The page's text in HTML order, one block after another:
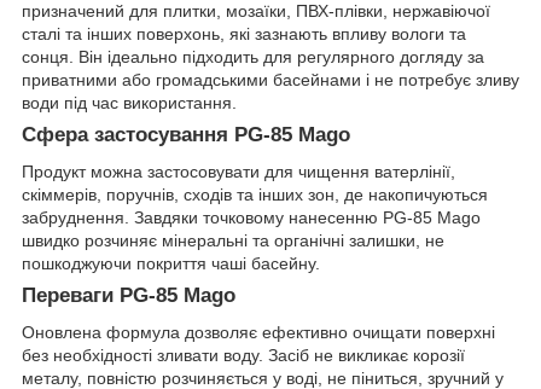
призначений для плитки, мозаїки, ПВХ-плівки, нержавіючої
сталі та інших поверхонь, які зазнають впливу вологи та
сонця. Він ідеально підходить для регулярного догляду за
приватними або громадськими басейнами і не потребує зливу
води під час використання.
Сфера застосування PG-85 Mago
Продукт можна застосовувати для чищення ватерлінії,
скіммерів, поручнів, сходів та інших зон, де накопичуються
забруднення. Завдяки точковому нанесенню PG-85 Mago
швидко розчиняє мінеральні та органічні залишки, не
пошкоджуючи покриття чаші басейну.
Переваги PG-85 Mago
Оновлена формула дозволяє ефективно очищати поверхні
без необхідності зливати воду. Засіб не викликає корозії
металу, повністю розчиняється у воді, не піниться, зручний у